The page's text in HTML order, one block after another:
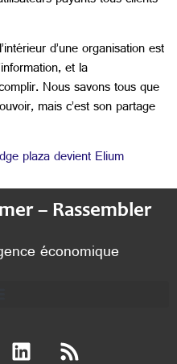
d’une organisation est
et la
Nous savons tous que
mais c’est son partage
plaza devient Elium
– Rassembler
économique